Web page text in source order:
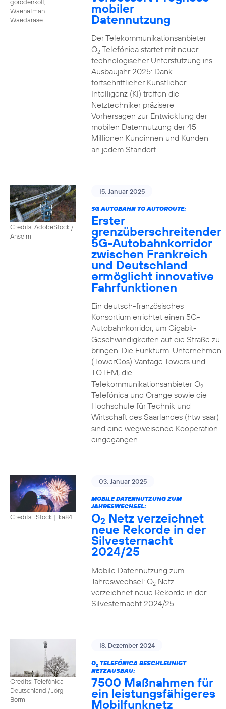
Waehatman
Waedarase
mobiler
Datennutzung
Der Telekommunikationsanbieter
O2Telefónica startet mit neuer
technologischer Unterstützung ins
Ausbaujahr 2025: Dank
fortschrittlicher Künstlicher
Intelligenz (KI) treffen die
Netztechniker präzisere
Vorhersagen zur Entwicklung der
mobilen Datennutzung der 45
Millionen Kundinnen und Kunden
an jedem Standort.
Credits: AdobeStock /
Anselm
15. Januar 2025
5G AUTOBAHN TO AUTOROUTE:
Erster
grenzüberschreitender
5G-Autobahnkorridor
zwischen Frankreich
und Deutschland
ermöglicht innovative
Fahrfunktionen
Ein deutsch-französisches
Konsortium errichtet einen 5G-
Autobahnkorridor, um Gigabit-
Geschwindigkeiten auf die Straße zu
bringen. Die Funkturm-Unternehmen
(TowerCos) Vantage Towers und
TOTEM, die
Telekommunikationsanbieter O2
Telefónica und Orange sowie die
Hochschule für Technik und
Wirtschaft des Saarlandes (htw saar)
sind eine wegweisende Kooperation
eingegangen.
Credits: iStock | Ika84
03. Januar 2025
MOBILE DATENNUTZUNG ZUM
JAHRESWECHSEL:
O2 Netz verzeichnet
neue Rekorde in der
Silvesternacht
2024/25
Mobile Datennutzung zum
Jahreswechsel: O2Netz
verzeichnet neue Rekorde in der
Silvesternacht 2024/25
Credits: Telefónica
Deutschland / Jörg
Borm
18. Dezember 2024
O2TELEFÓNICA BESCHLEUNIGT
NETZAUSBAU:
7500 Maßnahmen für
ein leistungsfähigeres
Mobilfunknetz